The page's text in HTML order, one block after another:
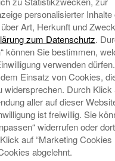
zu Gast bei der
im 44. Stock des
Banking), Luca
mit Nicole
und Schulleiterin
personalisierter Inhalte
Art, Herkunft und
zum Datenschutz.
können Sie bestimmen,
verwenden
Einsatz von Cookies,
widersprechen. Durch Klick
aller auf dieser
ist freiwillig. Sie
widerrufen oder
auf “Marketing Cookies
abgelehnt.